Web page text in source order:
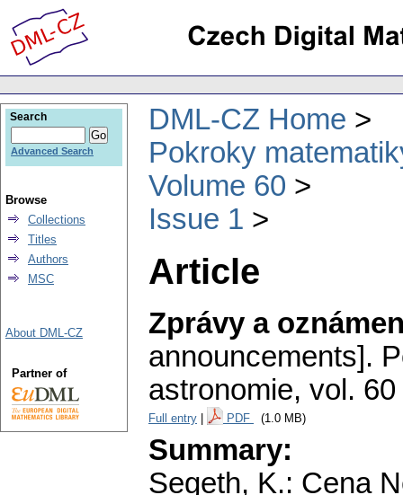
DML-CZ Home
Pokroky
Volume 60
Issue 1
Article
Zprávy a
announcements].
astronomie, vol.
Full entry PDF (1.0 MB)
Summary:
Segeth, K.: Cena
Search
Advanced Search
Browse
Collections
Titles
Authors
MSC
About DML-CZ
Partner of